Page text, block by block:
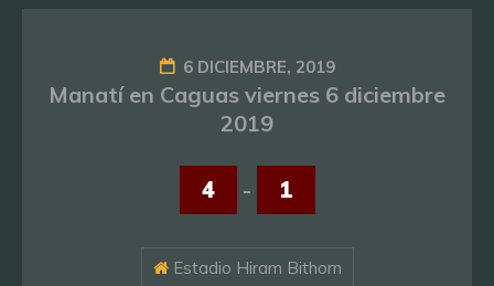
6 DICIEMBRE, 2019
Manatí en Caguas viernes 6 diciembre
2019
4 - 1
Estadio Hiram Bithorn